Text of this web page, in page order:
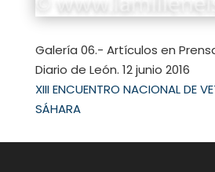
Galería 06.- Artículos en
Diario de León. 12 junio 2016
XIII ENCUENTRO NACIONAL DE
SÁHARA